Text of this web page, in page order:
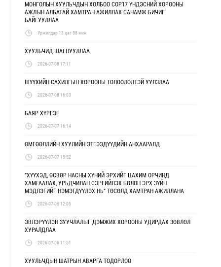
МОНГОЛЫН ХУУЛЬЧДЫН ХОЛБОО COP17 ҮНДЭСНИЙ ХОРООНЫ
АЖЛЫН АЛБАТАЙ ХАМТРАН АЖИЛЛАХ САНАМЖ БИЧИГ
БАЙГУУЛЛАА
Уржигдар 13 цаг 58 мин
ХУУЛЬЧИД ШАГНУУЛЛАА
2026-07-08 17:11
ШҮҮХИЙН САХИЛГЫН ХОРООНЫ ТӨЛӨӨЛӨЛТЭЙ УУЛЗЛАА
2026-07-08 16:03
БАЯР ХҮРГЭЕ
2026-07-07 16:14
ӨМГӨӨЛЛИЙН ХУУЛИЙН ЭТГЭЭДҮҮДИЙН АНХААРАЛД
2026-07-07 15:52
“ХҮҮХЭД, ӨСВӨР НАСНЫ ХҮНИЙ ЭРХИЙГ ЦАХИМ ОРЧИНД
ХАМГААЛАХ, УРЬДЧИЛАН СЭРГИЙЛЭХ БОЛОН ЭРХ ЗҮЙН
МЭДЛЭГИЙГ НЭМЭГДҮҮЛЭХ НЬ” ТӨСӨЛД ХАМТРАН АЖИЛЛАНА
2026-07-06 12:05
ЭВЛЭРҮҮЛЭН ЗУУЧЛАЛЫГ ДЭМЖИХ ХОРООНЫ УДИРДАХ ЗӨВЛӨЛ
ХУРАЛДЛАА
2026-07-06 11:51
ХУУЛЬЧДЫН ШАТРЫН АВАРГА ТОДОРЛОО